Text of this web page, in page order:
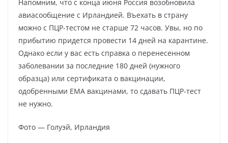
Напомним, что с конца июня Россия возобновила
авиасообщение с Ирландией. Въехать в страну
можно с ПЦР-тестом не старше 72 часов. Увы, но по
прибытию придется провести 14 дней на карантине.
Однако если у вас есть справка о перенесенном
заболевании за последние 180 дней (нужного
образца) или сертификата о вакцинации,
одобренными ЕМА вакцинами, то сдавать ПЦР-тест
не нужно.
Фото — Голуэй, Ирландия